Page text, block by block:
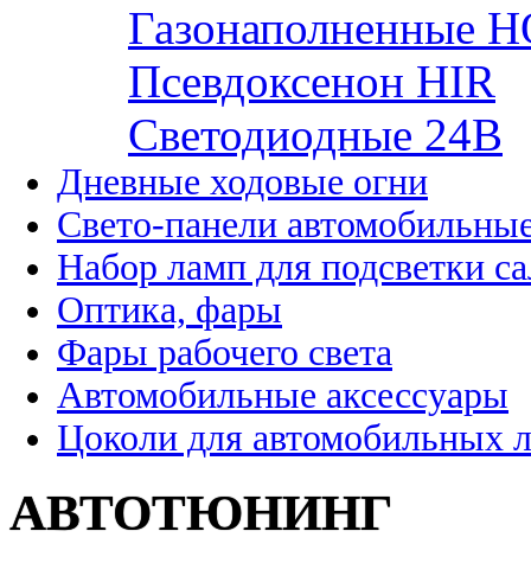
Газонаполненные
Псевдоксенон HIR
Cветодиодные 24B
Дневные ходовые огни
Свето-панели
Набор ламп для подсветки
Оптика, фары
Фары рабочего света
Автомобильные аксессуары
Цоколи для автомобильных
АВТОТЮНИНГ